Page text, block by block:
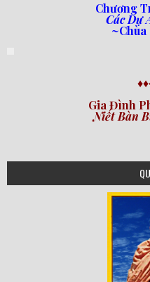
Chương
Các Dự
Gia Đình
Niết Bàn